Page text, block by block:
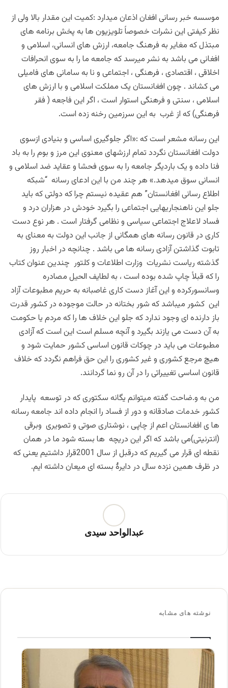
موسسه خبر رسانی افغان اذعان میدارد :کمیت این مقدار بالا ولی از
نظر کیفتی این نشرات خصوصاً تلویزیون ها به پخش برنامه های
مبتذل که مغایر به فرهنگ جامعه، ارزش های انسانی، اسلامی و
افغانی می باشد به نشر میرسد که جامعه ما را به سوی انحرافات
اخلاقی ، اقتصادی ، فرهنگی ، اجتماعی و نا به سامانی های فامیلی
می کشاند . چون افغانستان یک مملکت اسلامی و با ارزش های
اسلامی ، سنتی و فرهنگی استوار است ، اگر این فاجعه ( فقر
فرهنگی) که از غرب به این سرزمین رخنه زده است.
این رسانه مشعر است که :«اگر جلوگیری اساسی و بنیادی ازسوی
دولت افغانستان نگردد تمام ارزشهای معنوی این مرز و بوم را به باد
فنا داده و یک باردیگر جامعه را به سوی فحشا و عقاید ضد اسلامی و
انسانی سوق میدهد.» هر چند من با این ادعای رسانه “شبکه
اطلاع رسانی افغانستان” هم عقیده نیستم چرا که دولتی که باید
جلو این ناهنجاریهایی اجتماعی را بگیرد خودش در هزاران درد و
فساد لاعلاج اجتماعی سیاسی و نظامی گرفتار است . هر نوع دست
کاری در قانون رسانه های همگانی از جانب این دولت به معنای به
تابوت گذاشتن آزادی رسانه ها می باشد . چنانچه در اخبار روز
گذشته ریاست نشریات وزارت اطلاعات و کلتور چندین عنوان کتاب
را که قبلاً چاپ شده بوده است ، به لطایف الحیل مصادره
وسانسورکرده و این آغاز دست کاری غاصبانه به حریم مطبوعات آزاد
این کشور میباشد که شور بختانه در حالت موجوده در کشور قدرت
باز دارنده ای وجود ندارد که جلو این خلاف ها را که مردم یا حکومت
به آن دست می یازند بگیرد و آنچه مسلم است این است که آزادی
مطبوعات می باید در چوکات قانون اساسی کشور حمایت شود و
هیچ مرجع کشوری و غیر کشوری را این حق فراهم نگردد که خلاف
قانون اساسی تغییراتی را در آن رو نما گردانند.
من به و.ضاحت گفته میتوانم یگانه سکتوری که در توسعه پایدار
کشور خدمات صادقانه و دور از فساد را انجام داده اند جامعه رسانه
ها ی افغانستان اعم از چاپی ، نوشتاری صوتی و تصویری وبرقی
(انترنیتی)می باشد که اگر این دریچه ها بسته شود ما در همان
نقطه ای قرار می گیریم که درقبل از سال 2001قرار داشتیم یعنی که
در ظرف همین نزده سال در دایرۀ بسته ای میعان داشته ایم.
عبدالواحد سیدی
نوشته های مشابه